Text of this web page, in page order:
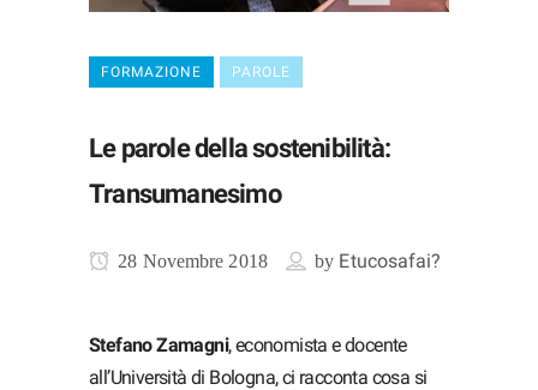
FORMAZIONE PAROLE
Le parole della sostenibilità:
Transumanesimo
28 Novembre 2018 by Etucosafai?
Stefano Zamagni, economista e docente
all’Università di Bologna, ci racconta cosa si